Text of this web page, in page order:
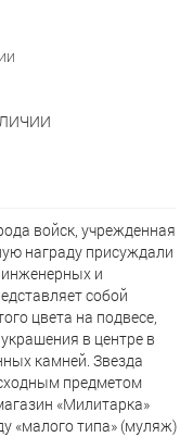
войск, учрежденная
награду присуждали
и
собой
цвета на подвесе,
в центре в
камней. Звезда
предметом
«Милитарка»
«малого типа» (муляж)